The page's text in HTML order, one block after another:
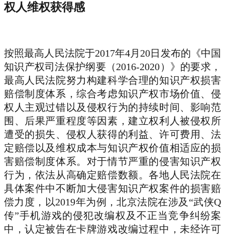
权人维权获得感
按照最高人民法院于2017年4月20日发布的《中国
知识产权司法保护纲要（2016-2020）》的要求，
最高人民法院努力构建科学合理的知识产权损害
赔偿制度体系，综合考虑知识产权市场价值、侵
权人主观过错以及侵权行为的持续时间、影响范
围、后果严重程度等因素，建立权利人被侵权所
遭受的损失、侵权人获得的利益、许可费用、法
定赔偿以及维权成本与知识产权价值相适应的损
害赔偿制度体系。对于情节严重的侵害知识产权
行为，依法从高确定赔偿数额。各地人民法院在
具体案件中不断加大侵害知识产权案件的损害赔
偿力度，以2019年为例，北京法院在涉及“武侠Q
传”手机游戏的侵犯改编权及不正当竞争纠纷案
中，认定被告在卡牌游戏改编过程中，未经许可